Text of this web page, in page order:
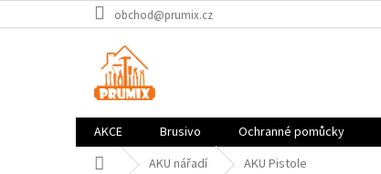
na
obchod@prumix.cz
AKCE Brusivo Ochranné pomůcky
Domů AKU nářadí AKU Pistole